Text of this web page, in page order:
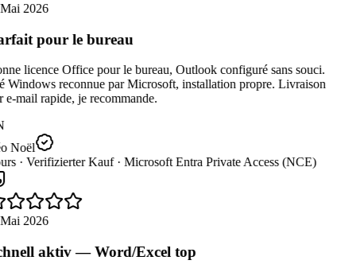
2026
pour le bureau
licence Office pour le bureau, Outlook configuré sans souci.
Windows reconnue par Microsoft, installation propre. Livraison
e-mail rapide, je recommande.
Noël
· Verifizierter Kauf · Microsoft Entra Private Access (NCE)
2026
aktiv — Word/Excel top